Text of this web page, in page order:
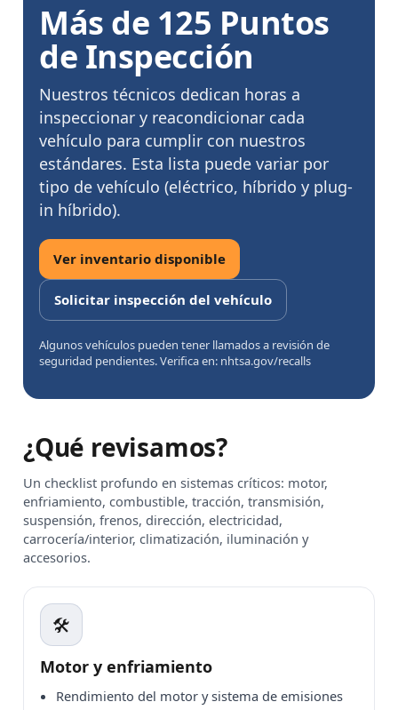
Más de 125 Puntos
de Inspección
Nuestros técnicos dedican horas a
inspeccionar y reacondicionar cada
vehículo para cumplir con nuestros
estándares. Esta lista puede variar por
tipo de vehículo (eléctrico, híbrido y plug-
in híbrido).
Ver inventario disponible
Solicitar inspección del vehículo
Algunos vehículos pueden tener llamados a revisión de
seguridad pendientes. Verifica en: nhtsa.gov/recalls
¿Qué revisamos?
Un checklist profundo en sistemas críticos: motor,
enfriamiento, combustible, tracción, transmisión,
suspensión, frenos, dirección, electricidad,
carrocería/interior, climatización, iluminación y
accesorios.
🛠️
Motor y enfriamiento
Rendimiento del motor y sistema de emisiones